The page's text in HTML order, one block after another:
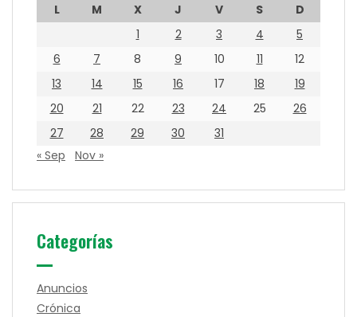
L M X J V S
D
1
2 3 4
5
6
7 8 9 10 11
12
13
14 15 16 17 18
19
20
21 22 23 24 25
26
27
28 29 30
31
« Sep
Nov »
Categorías
Anuncios
Crónica